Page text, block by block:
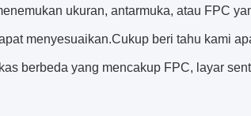
ukuran, antarmuka, atau FPC
menyesuaikan.Cukup beri tahu kami
berbeda yang mencakup FPC, layar